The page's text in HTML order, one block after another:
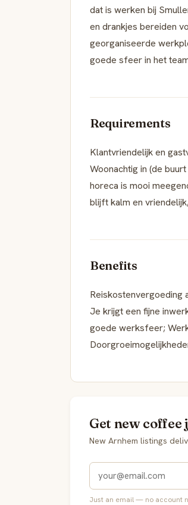
dat is werken bij
en drankjes bereiden
georganiseerde
goede sfeer in het
Requirements
Klantvriendelijk en
Woonachtig in (de
horeca is mooi
blijft kalm en
Benefits
Reiskostenvergoeding
Je krijgt een fijne
goede werksfeer;
Get new coffee
New Arnhem listings
Just an email — no account